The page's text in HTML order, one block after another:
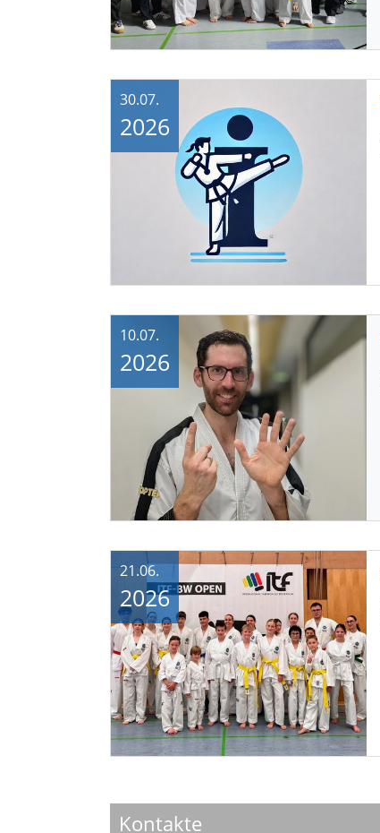
30.07.
2026
10.07.
2026
21.06.
2026
Kontakte